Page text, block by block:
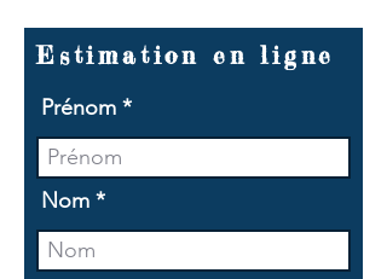
Estimation en ligne
Prénom
Nom